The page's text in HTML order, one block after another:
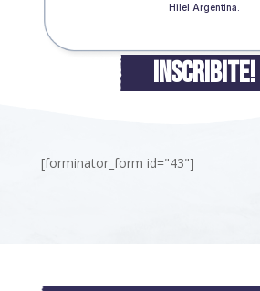
Hilel Argentina.
INSCRIBITE!
[forminator_form id="43"]